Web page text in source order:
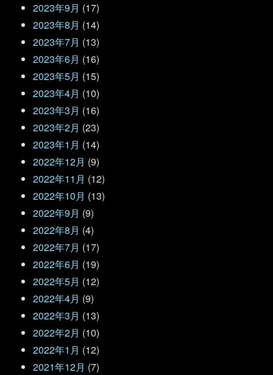
2023年9月 (17)
2023年8月 (14)
2023年7月 (13)
2023年6月 (16)
2023年5月 (15)
2023年4月 (10)
2023年3月 (16)
2023年2月 (23)
2023年1月 (14)
2022年12月 (9)
2022年11月 (12)
2022年10月 (13)
2022年9月 (9)
2022年8月 (4)
2022年7月 (17)
2022年6月 (19)
2022年5月 (12)
2022年4月 (9)
2022年3月 (13)
2022年2月 (10)
2022年1月 (12)
2021年12月 (7)